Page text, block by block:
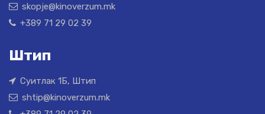
skopje@kinoverzum.mk
+389 71 29 02 39
Штип
Суитлак 1Б, Штип
shtip@kinoverzum.mk